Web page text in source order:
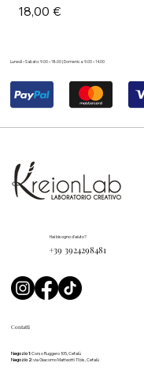
Prezzo
18,00 €
Contatti
Negozio 1:Corso Ruggero 105, Cefalù
Negozio 2:via Giacomo Matteotti 11 bis, Cefalù
Hai bisogno d'aiuto?
+39 3924298481
Lunedì – Sabato: 9.00 – 18.00 | Domenica: 9.00 – 14.00